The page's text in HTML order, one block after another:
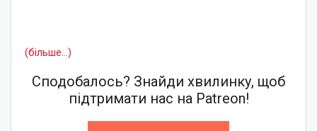
(більше…)
Сподобалось? Знайди хвилинку, щоб
підтримати нас на Patreon!